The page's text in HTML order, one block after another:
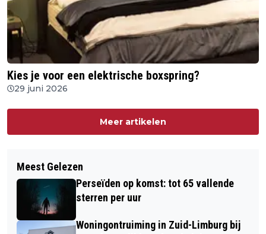
Kies je voor een elektrische boxspring?
29 juni 2026
Meer artikelen
Meest Gelezen
Perseïden op komst: tot 65 vallende
sterren per uur
Woningontruiming in Zuid-Limburg bij